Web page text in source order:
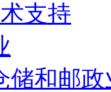
支持
储和邮政